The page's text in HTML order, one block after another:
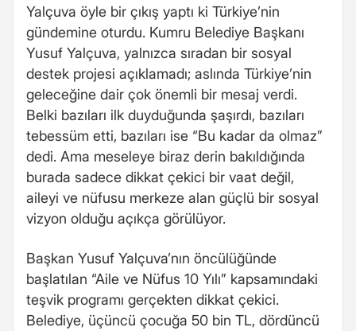
Yalçuva öyle bir çıkış yaptı ki Türkiye’nin
gündemine oturdu. Kumru Belediye Başkanı
Yusuf Yalçuva, yalnızca sıradan bir sosyal
destek projesi açıklamadı; aslında Türkiye’nin
geleceğine dair çok önemli bir mesaj verdi.
Belki bazıları ilk duyduğunda şaşırdı, bazıları
tebessüm etti, bazıları ise “Bu kadar da olmaz”
dedi. Ama meseleye biraz derin bakıldığında
burada sadece dikkat çekici bir vaat değil,
aileyi ve nüfusu merkeze alan güçlü bir sosyal
vizyon olduğu açıkça görülüyor.
Başkan Yusuf Yalçuva’nın öncülüğünde
başlatılan “Aile ve Nüfus 10 Yılı” kapsamındaki
teşvik programı gerçekten dikkat çekici.
Belediye, üçüncü çocuğa 50 bin TL, dördüncü